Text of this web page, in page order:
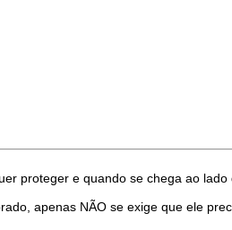
proteger e quando se chega ao
apenas NÃO se exige que ele